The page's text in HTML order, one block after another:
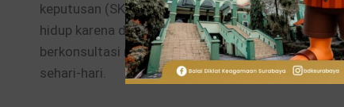
keputusan (SK) agar benar-benar selaras dengan
hidup karena dikemas dengan diskusi dua arah;
berkonsultasi mengenai kendala administrasi
sehari-hari.